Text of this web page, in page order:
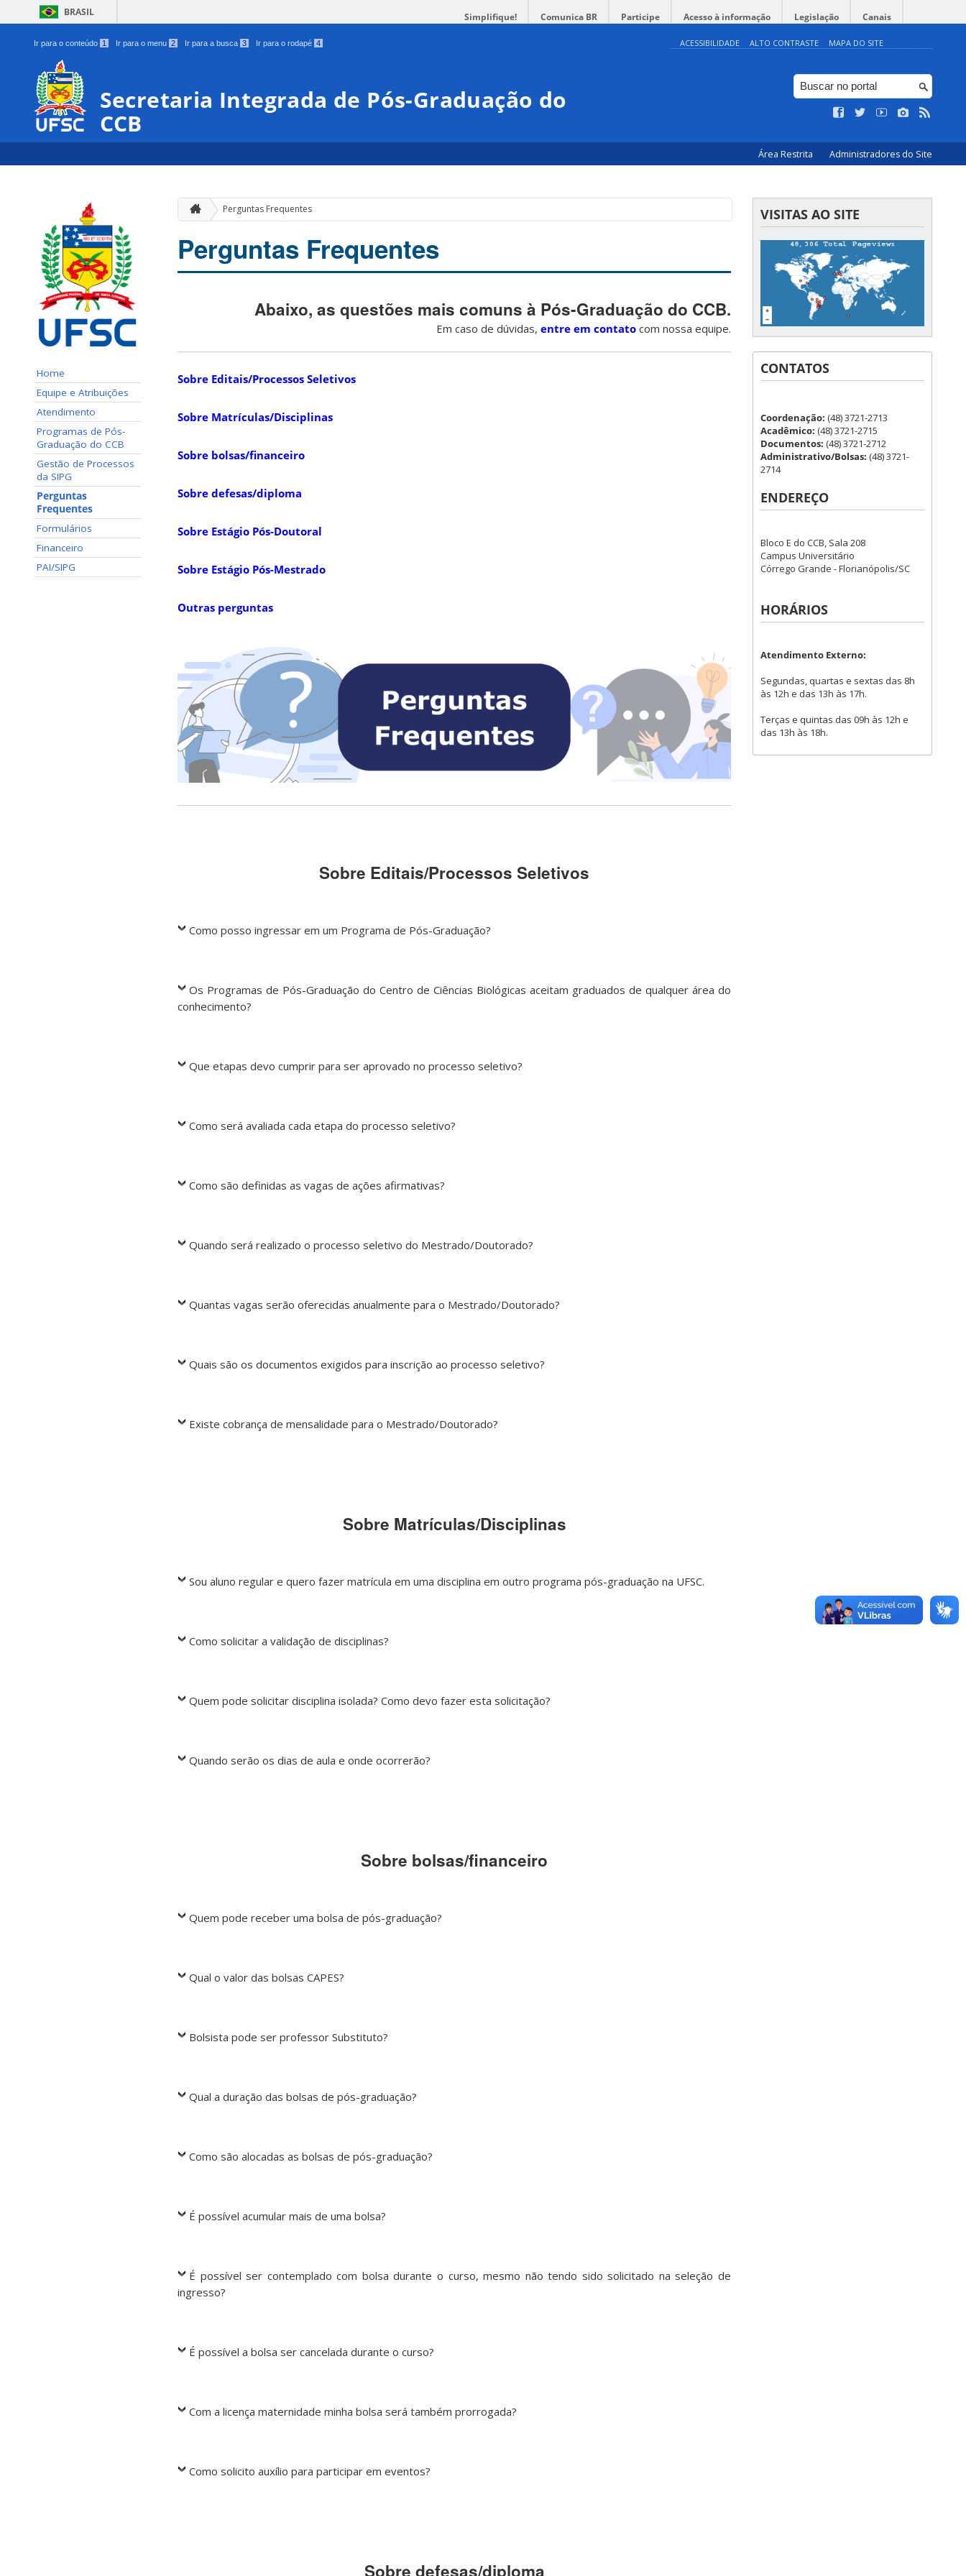
BRASIL Simplifique! Comunica BR Participe Acesso à informação Legislação Canais
Ir para o conteúdo 1 Ir para o menu 2 Ir para a busca 3 Ir para o rodapé 4 ACESSIBILIDADE ALTO CONTRASTE MAPA DO SITE
Secretaria Integrada de Pós-Graduação do
CCB
Área Restrita Administradores do Site
Home
Equipe e Atribuições
Atendimento
Programas de Pós-
Graduação do CCB
Gestão de Processos
da SIPG
Perguntas
Frequentes
Formulários
Financeiro
PAI/SIPG
Perguntas Frequentes
Perguntas Frequentes
Abaixo, as questões mais comuns à Pós-Graduação do CCB.
Em caso de dúvidas, entre em contato com nossa equipe.
Sobre Editais/Processos Seletivos
Sobre Matrículas/Disciplinas
Sobre bolsas/financeiro
Sobre defesas/diploma
Sobre Estágio Pós-Doutoral
Sobre Estágio Pós-Mestrado
Outras perguntas
Sobre Editais/Processos Seletivos
Como posso ingressar em um Programa de Pós-Graduação?
Os Programas de Pós-Graduação do Centro de Ciências Biológicas aceitam graduados de qualquer área do
conhecimento?
Que etapas devo cumprir para ser aprovado no processo seletivo?
Como será avaliada cada etapa do processo seletivo?
Como são definidas as vagas de ações afirmativas?
Quando será realizado o processo seletivo do Mestrado/Doutorado?
Quantas vagas serão oferecidas anualmente para o Mestrado/Doutorado?
Quais são os documentos exigidos para inscrição ao processo seletivo?
Existe cobrança de mensalidade para o Mestrado/Doutorado?
Sobre Matrículas/Disciplinas
Sou aluno regular e quero fazer matrícula em uma disciplina em outro programa pós-graduação na UFSC.
Como solicitar a validação de disciplinas?
Quem pode solicitar disciplina isolada? Como devo fazer esta solicitação?
Quando serão os dias de aula e onde ocorrerão?
Sobre bolsas/financeiro
Quem pode receber uma bolsa de pós-graduação?
Qual o valor das bolsas CAPES?
Bolsista pode ser professor Substituto?
Qual a duração das bolsas de pós-graduação?
Como são alocadas as bolsas de pós-graduação?
É possível acumular mais de uma bolsa?
É possível ser contemplado com bolsa durante o curso, mesmo não tendo sido solicitado na seleção de
ingresso?
É possível a bolsa ser cancelada durante o curso?
Com a licença maternidade minha bolsa será também prorrogada?
Como solicito auxílio para participar em eventos?
Sobre defesas/diploma
VISITAS AO SITE
CONTATOS
Coordenação: (48) 3721-2713
Acadêmico: (48) 3721-2715
Documentos: (48) 3721-2712
Administrativo/Bolsas: (48) 3721-
2714
ENDEREÇO
Bloco E do CCB, Sala 208
Campus Universitário
Córrego Grande - Florianópolis/SC
HORÁRIOS
Atendimento Externo:
Segundas, quartas e sextas das 8h
às 12h e das 13h às 17h.
Terças e quintas das 09h às 12h e
das 13h às 18h.